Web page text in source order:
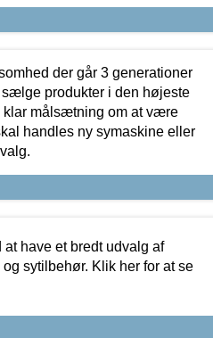
der går 3 generationer
produkter i den højeste
klar målsætning om at være
handles ny symaskine eller
have et bredt udvalg af
sytilbehør. Klik her for at se